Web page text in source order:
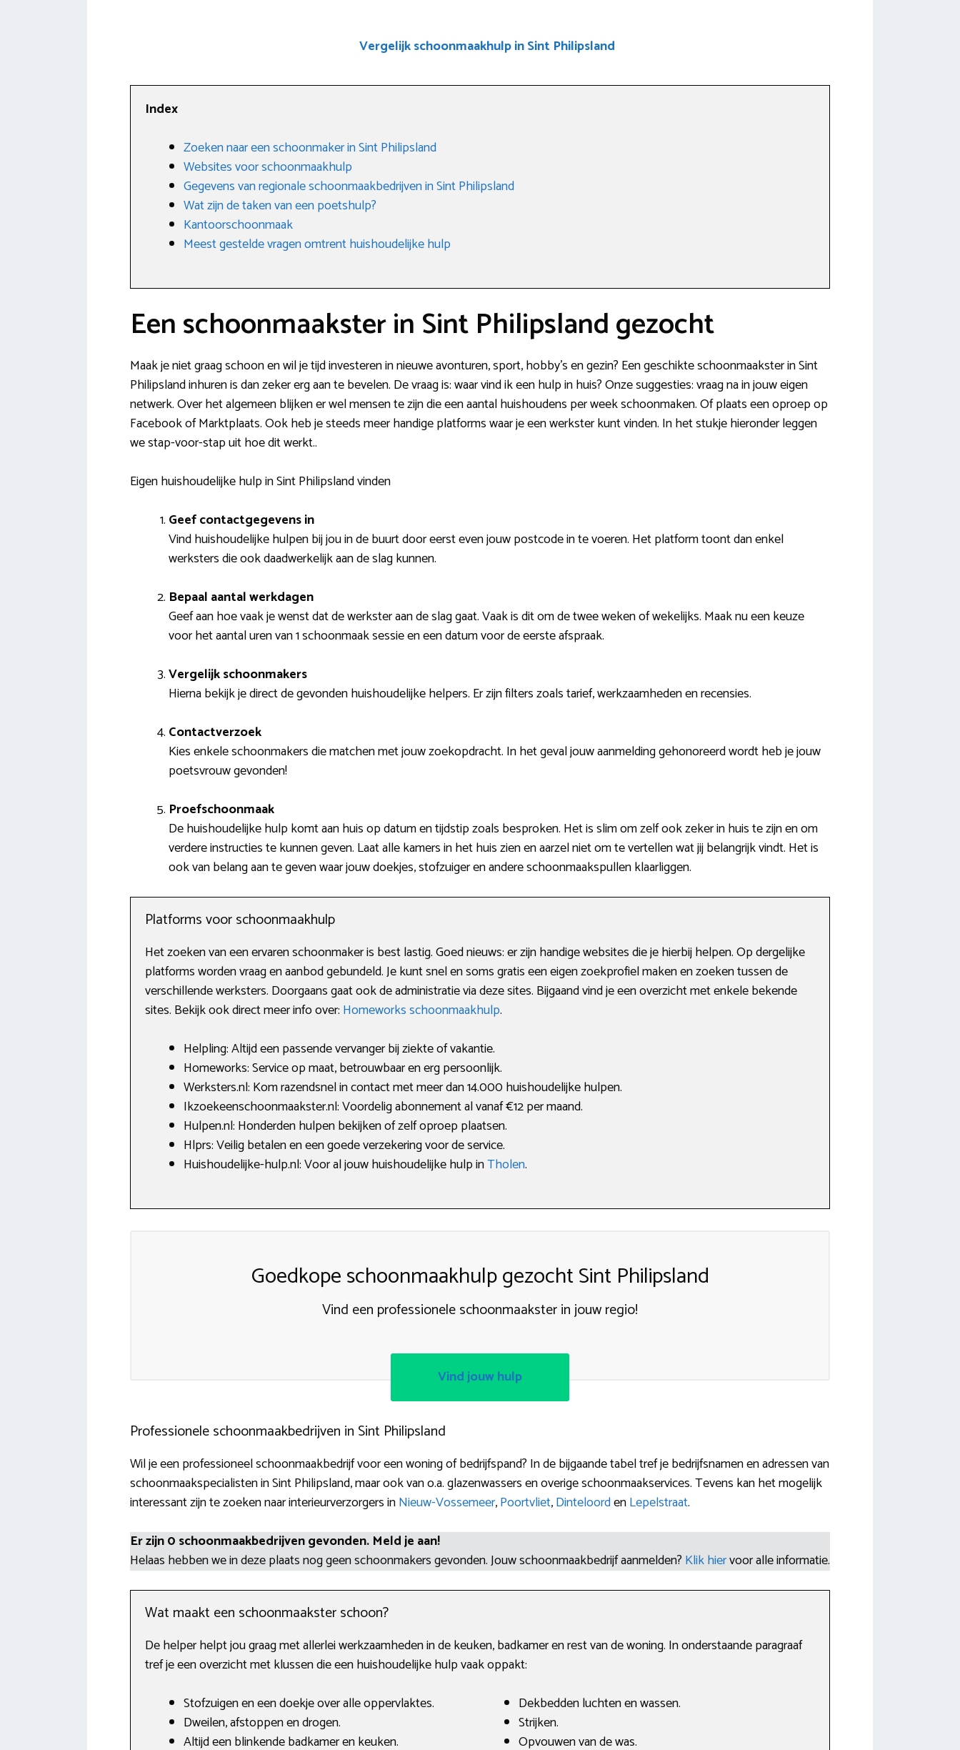
Vergelijk schoonmaakhulp in Sint Philipsland
Index
Zoeken naar een schoonmaker in Sint Philipsland
Websites voor schoonmaakhulp
Gegevens van regionale schoonmaakbedrijven in Sint Philipsland
Wat zijn de taken van een poetshulp?
Kantoorschoonmaak
Meest gestelde vragen omtrent huishoudelijke hulp
Een schoonmaakster in Sint Philipsland gezocht
Maak je niet graag schoon en wil je tijd investeren in nieuwe avonturen, sport, hobby’s en gezin? Een geschikte schoonmaakster in Sint
Philipsland inhuren is dan zeker erg aan te bevelen. De vraag is: waar vind ik een hulp in huis? Onze suggesties: vraag na in jouw eigen
netwerk. Over het algemeen blijken er wel mensen te zijn die een aantal huishoudens per week schoonmaken. Of plaats een oproep op
Facebook of Marktplaats. Ook heb je steeds meer handige platforms waar je een werkster kunt vinden. In het stukje hieronder leggen
we stap-voor-stap uit hoe dit werkt..
Eigen huishoudelijke hulp in Sint Philipsland vinden
Geef contactgegevens in
Vind huishoudelijke hulpen bij jou in de buurt door eerst even jouw postcode in te voeren. Het platform toont dan enkel
werksters die ook daadwerkelijk aan de slag kunnen.
Bepaal aantal werkdagen
Geef aan hoe vaak je wenst dat de werkster aan de slag gaat. Vaak is dit om de twee weken of wekelijks. Maak nu een keuze
voor het aantal uren van 1 schoonmaak sessie en een datum voor de eerste afspraak.
Vergelijk schoonmakers
Hierna bekijk je direct de gevonden huishoudelijke helpers. Er zijn filters zoals tarief, werkzaamheden en recensies.
Contactverzoek
Kies enkele schoonmakers die matchen met jouw zoekopdracht. In het geval jouw aanmelding gehonoreerd wordt heb je jouw
poetsvrouw gevonden!
Proefschoonmaak
De huishoudelijke hulp komt aan huis op datum en tijdstip zoals besproken. Het is slim om zelf ook zeker in huis te zijn en om
verdere instructies te kunnen geven. Laat alle kamers in het huis zien en aarzel niet om te vertellen wat jij belangrijk vindt. Het is
ook van belang aan te geven waar jouw doekjes, stofzuiger en andere schoonmaakspullen klaarliggen.
Platforms voor schoonmaakhulp
Het zoeken van een ervaren schoonmaker is best lastig. Goed nieuws: er zijn handige websites die je hierbij helpen. Op dergelijke
platforms worden vraag en aanbod gebundeld. Je kunt snel en soms gratis een eigen zoekprofiel maken en zoeken tussen de
verschillende werksters. Doorgaans gaat ook de administratie via deze sites. Bijgaand vind je een overzicht met enkele bekende
sites. Bekijk ook direct meer info over: Homeworks schoonmaakhulp.
Helpling: Altijd een passende vervanger bij ziekte of vakantie.
Homeworks: Service op maat, betrouwbaar en erg persoonlijk.
Werksters.nl: Kom razendsnel in contact met meer dan 14.000 huishoudelijke hulpen.
Ikzoekeenschoonmaakster.nl: Voordelig abonnement al vanaf €12 per maand.
Hulpen.nl: Honderden hulpen bekijken of zelf oproep plaatsen.
Hlprs: Veilig betalen en een goede verzekering voor de service.
Huishoudelijke-hulp.nl: Voor al jouw huishoudelijke hulp inTholen.
Goedkope schoonmaakhulp gezocht Sint Philipsland
Vind een professionele schoonmaakster in jouw regio!
Vind jouw hulp
Professionele schoonmaakbedrijven in Sint Philipsland
Wil je een professioneel schoonmaakbedrijf voor een woning of bedrijfspand? In de bijgaande tabel tref je bedrijfsnamen en adressen van
schoonmaakspecialisten in Sint Philipsland, maar ook van o.a. glazenwassers en overige schoonmaakservices. Tevens kan het mogelijk
interessant zijn te zoeken naar interieurverzorgers inNieuw-Vossemeer,Poortvliet,DinteloordenLepelstraat.
Er zijn 0 schoonmaakbedrijven gevonden. Meld je aan!
Helaas hebben we in deze plaats nog geen schoonmakers gevonden. Jouw schoonmaakbedrijf aanmelden? Klik hiervoor alle informatie.
Wat maakt een schoonmaakster schoon?
De helper helpt jou graag met allerlei werkzaamheden in de keuken, badkamer en rest van de woning. In onderstaande paragraaf
tref je een overzicht met klussen die een huishoudelijke hulp vaak oppakt:
Stofzuigen en een doekje over alle oppervlaktes.
Dweilen, afstoppen en drogen.
Altijd een blinkende badkamer en keuken.
Dekbedden luchten en wassen.
Strijken.
Opvouwen van de was.